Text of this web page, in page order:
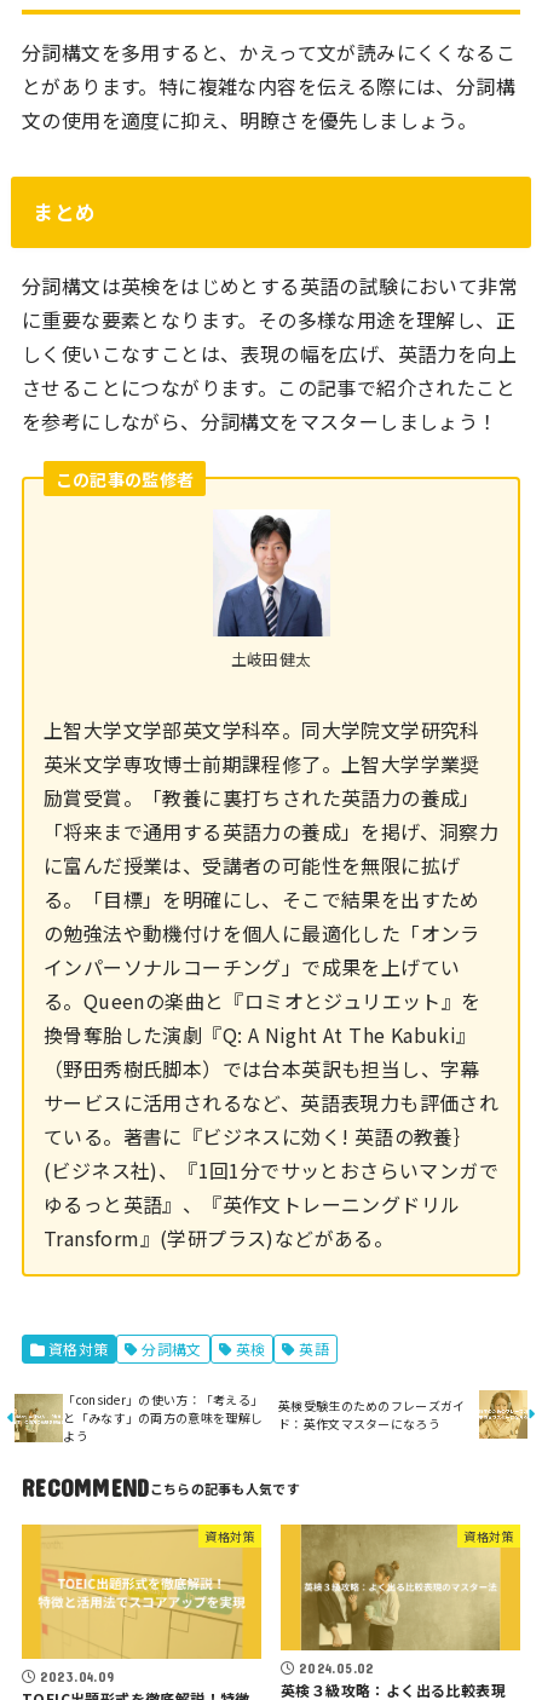
分詞構文を多用すると、かえって文が読みにくくなるこ
とがあります。特に複雑な内容を伝える際には、分詞構
文の使用を適度に抑え、明瞭さを優先しましょう。
まとめ
分詞構文は英検をはじめとする英語の試験において非常
に重要な要素となります。その多様な用途を理解し、正
しく使いこなすことは、表現の幅を広げ、英語力を向上
させることにつながります。この記事で紹介されたこと
を参考にしながら、分詞構文をマスターしましょう！
この記事の監修者
土岐田健太
上智大学文学部英文学科卒。同大学院文学研究科
英米文学専攻博士前期課程修了。上智大学学業奨
励賞受賞。「教養に裏打ちされた英語力の養成」
「将来まで通用する英語力の養成」を掲げ、洞察力
に富んだ授業は、受講者の可能性を無限に拡げ
る。「目標」を明確にし、そこで結果を出すため
の勉強法や動機付けを個人に最適化した「オンラ
インパーソナルコーチング」で成果を上げてい
る。Queenの楽曲と『ロミオとジュリエット』を
換骨奪胎した演劇『Q: A Night At The Kabuki』
（野田秀樹氏脚本）では台本英訳も担当し、字幕
サービスに活用されるなど、英語表現力も評価され
ている。著書に『ビジネスに効く! 英語の教養｝
(ビジネス社)、『1回1分でサッとおさらいマンガで
ゆるっと英語』、『英作文トレーニングドリル
Transform』(学研プラス)などがある。
資格対策 分詞構文 英検 英語
「consider」の使い方：「考える」
と「みなす」の両方の意味を理解し
よう
英検受験生のためのフレーズガイ
ド：英作文マスターになろう
RECOMMEND
資格対策
2023.04.09
資格対策
2024.05.02
英検３級攻略：よく出る比較表現